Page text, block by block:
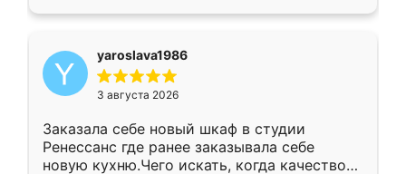
yaroslava1986
3 августа 2026
Заказала себе новый шкаф в студии
Ренессанс где ранее заказывала себе
новую кухню.Чего искать, когда качеством